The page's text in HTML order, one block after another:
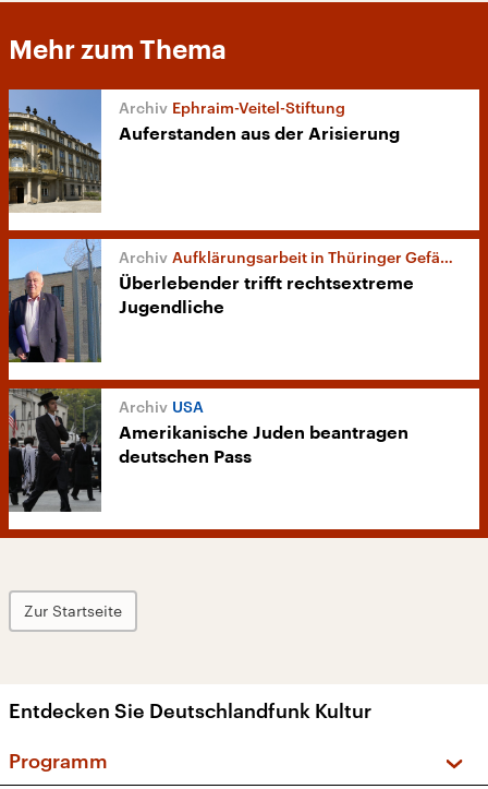
Mehr zum Thema
Ephraim-Veitel-Stiftung
Auferstanden aus der Arisierung
Aufklärungsarbeit in Thüringer Gefängnissen
Überlebender trifft rechtsextreme
Jugendliche
USA
Amerikanische Juden beantragen
deutschen Pass
Zur Startseite
Entdecken Sie Deutschlandfunk Kultur
Programm